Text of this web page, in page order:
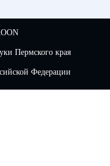
Пермского края
Федерации